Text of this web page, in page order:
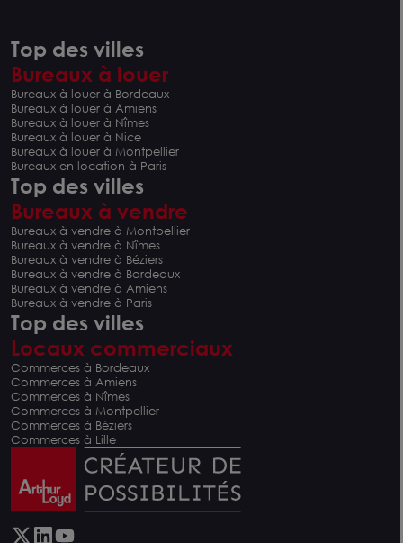
Top des villes
Bureaux à louer
Bureaux à louer à Bordeaux
Bureaux à louer à Amiens
Bureaux à louer à Nîmes
Bureaux à louer à Nice
Bureaux à louer à Montpellier
Bureaux en location à Paris
Top des villes
Bureaux à vendre
Bureaux à vendre à Montpellier
Bureaux à vendre à Nîmes
Bureaux à vendre à Béziers
Bureaux à vendre à Bordeaux
Bureaux à vendre à Amiens
Bureaux à vendre à Paris
Top des villes
Locaux commerciaux
Commerces à Bordeaux
Commerces à Amiens
Commerces à Nîmes
Commerces à Montpellier
Commerces à Béziers
Commerces à Lille